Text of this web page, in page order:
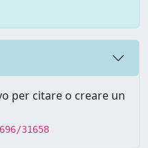
per citare o creare un
31658